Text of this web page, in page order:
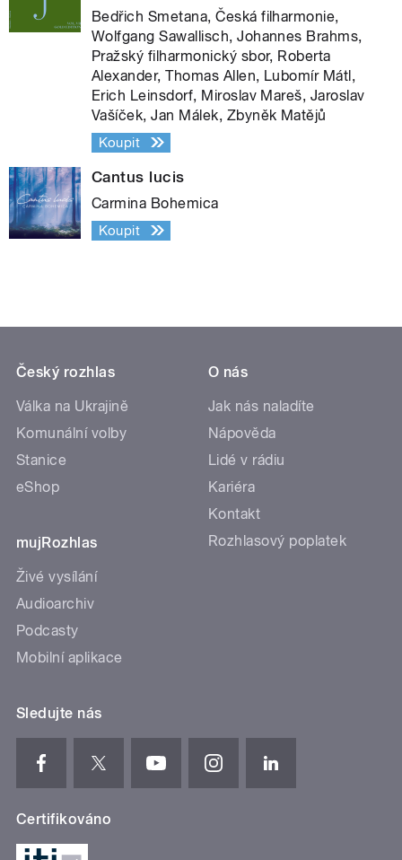
Bedřich Smetana, Česká filharmonie,
Wolfgang Sawallisch, Johannes Brahms,
Pražský filharmonický sbor, Roberta
Alexander, Thomas Allen, Lubomír Mátl,
Erich Leinsdorf, Miroslav Mareš, Jaroslav
Vašíček, Jan Málek, Zbyněk Matějů
Koupit
Cantus lucis
Carmina Bohemica
Koupit
Český rozhlas
Válka na Ukrajině
Komunální volby
Stanice
eShop
mujRozhlas
Živé vysílání
Audioarchiv
Podcasty
Mobilní aplikace
O nás
Jak nás naladíte
Nápověda
Lidé v rádiu
Kariéra
Kontakt
Rozhlasový poplatek
Sledujte nás
Certifikováno